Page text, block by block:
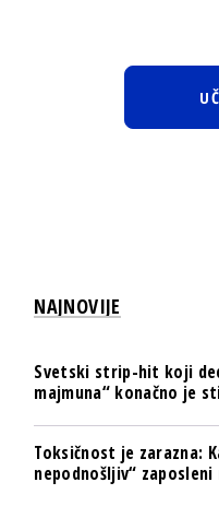
NAJNOVIJE
Svetski strip-hit koji
majmuna“ konačno je
Toksičnost je zarazna:
nepodnošljiv“